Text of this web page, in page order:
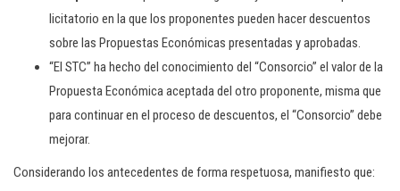
licitatorio en la que los proponentes pueden hacer descuentos
sobre las Propuestas Económicas presentadas y aprobadas.
“El STC” ha hecho del conocimiento del “Consorcio” el valor de la
Propuesta Económica aceptada del otro proponente, misma que
para continuar en el proceso de descuentos, el “Consorcio” debe
mejorar.
Considerando los antecedentes de forma respetuosa, manifiesto que: